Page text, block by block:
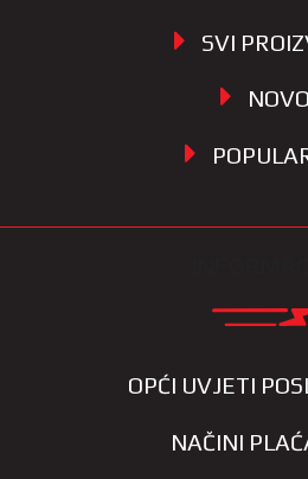
SVI
NOVO
OPĆI UVJETI
NAČINI